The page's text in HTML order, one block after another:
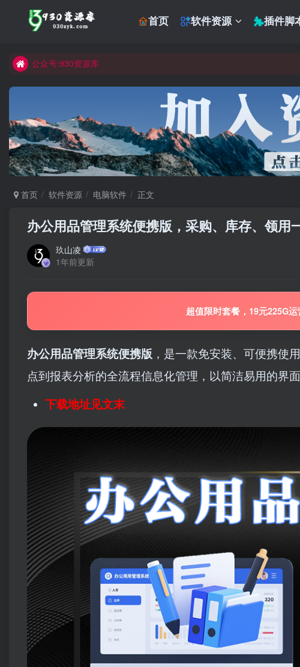
首页 软件资源 插件脚
公众号:930资源库
首页 软件资源 电脑软件 正文
办公用品管理系统便携版，采购、库存、领用
玖山凌
1年前更新
超值限时套餐，19元225G
办公用品管理系统便携版 ，是一款免安装、可便携使
点到报表分析的全流程信息化管理，以简洁易用的界
下载地址见文末